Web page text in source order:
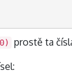
prostě ta